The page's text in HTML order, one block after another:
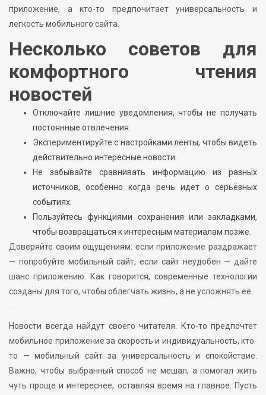
приложение, а кто-то предпочитает универсальность и
легкость мобильного сайта.
Несколько советов для
комфортного чтения
новостей
Отключайте лишние уведомления, чтобы не получать
постоянные отвлечения.
Экспериментируйте с настройками ленты, чтобы видеть
действительно интересные новости.
Не забывайте сравнивать информацию из разных
источников, особенно когда речь идет о серьёзных
событиях.
Пользуйтесь функциями сохранения или закладками,
чтобы возвращаться к интересным материалам позже.
Доверяйте своим ощущениям: если приложение раздражает
— попробуйте мобильный сайт, если сайт неудобен — дайте
шанс приложению. Как говорится, современные технологии
созданы для того, чтобы облегчать жизнь, а не усложнять её.
Новости всегда найдут своего читателя. Кто-то предпочтет
мобильное приложение за скорость и индивидуальность, кто-
то — мобильный сайт за универсальность и спокойствие.
Важно, чтобы выбранный способ не мешал, а помогал жить
чуть проще и интереснее, оставляя время на главное. Пусть